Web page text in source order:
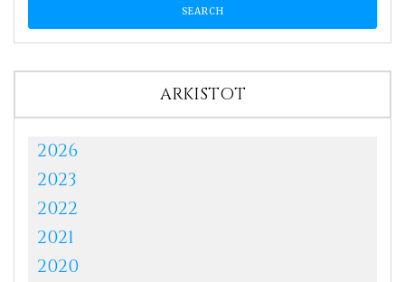
ARKISTOT
2026
2023
2022
2021
2020